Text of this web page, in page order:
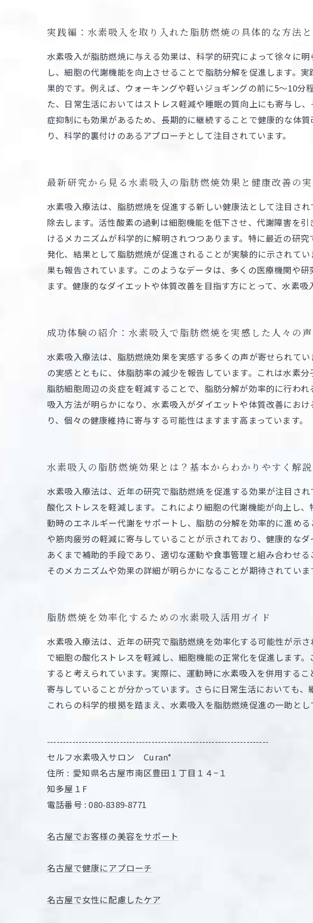
実践編：水素吸入を取り入れた脂肪燃焼の具体的な方法
水素吸入が脂肪燃焼に与える効果は、科学的研究によって徐々に
し、細胞の代謝機能を向上させることで脂肪分解を促進します。
果的です。例えば、ウォーキングや軽いジョギングの前に5～10
た、日常生活においてはストレス軽減や睡眠の質向上にも寄与し
症抑制にも効果があるため、長期的に継続することで健康的な体
り、科学的裏付けのあるアプローチとして注目されています。
最新研究から見る水素吸入の脂肪燃焼効果と健康改善の
水素吸入療法は、脂肪燃焼を促進する新しい健康法として注目さ
除去します。活性酸素の過剰は細胞機能を低下させ、代謝障害を
けるメカニズムが科学的に解明されつつあります。特に最近の研
発化、結果として脂肪燃焼が促進されることが実験的に示されて
果も報告されています。このようなデータは、多くの医療機関や
ます。健康的なダイエットや体質改善を目指す方にとって、水素
成功体験の紹介：水素吸入で脂肪燃焼を実感した人々の
水素吸入療法は、脂肪燃焼効果を実感する多くの声が寄せられて
の実感とともに、体脂肪率の減少を報告しています。これは水素
脂肪細胞周辺の炎症を軽減することで、脂肪分解が効率的に行わ
吸入方法が明らかになり、水素吸入がダイエットや体質改善にお
り、個々の健康維持に寄与する可能性はますます高まっています。
水素吸入の脂肪燃焼効果とは？基本からわかりやすく解説
水素吸入療法は、近年の研究で脂肪燃焼を促進する効果が注目さ
酸化ストレスを軽減します。これにより細胞の代謝機能が向上し
動時のエネルギー代謝をサポートし、脂肪の分解を効率的に進め
や筋肉疲労の軽減に寄与していることが示されており、健康的な
あくまで補助的手段であり、適切な運動や食事管理と組み合わせ
そのメカニズムや効果の詳細が明らかになることが期待されていま
脂肪燃焼を効率化するための水素吸入活用ガイド
水素吸入療法は、近年の研究で脂肪燃焼を効率化する可能性が示
で細胞の酸化ストレスを軽減し、細胞機能の正常化を促進します
すると考えられています。実際に、運動時に水素吸入を併用する
寄与していることが分かっています。さらに日常生活においても
これらの科学的根拠を踏まえ、水素吸入を脂肪燃焼促進の一助と
----------------------------------------------------------------------
セルフ水素吸入サロン Curan*
住所 : 愛知県名古屋市南区豊田１丁目１４−１
知多屋１F
電話番号 : 080-8389-8771
名古屋でお客様の美容をサポート
名古屋で健康にアプローチ
名古屋で女性に配慮したケア